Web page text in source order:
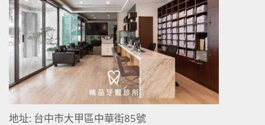
地址: 台中市大甲區中華街85號